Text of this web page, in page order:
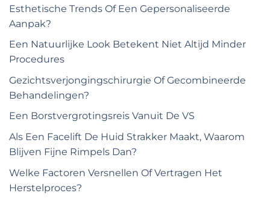
Esthetische Trends Of Een Gepersonaliseerde
Aanpak?
Een Natuurlijke Look Betekent Niet Altijd Minder
Procedures
Gezichtsverjongingschirurgie Of Gecombineerde
Behandelingen?
Een Borstvergrotingsreis Vanuit De VS
Als Een Facelift De Huid Strakker Maakt, Waarom
Blijven Fijne Rimpels Dan?
Welke Factoren Versnellen Of Vertragen Het
Herstelproces?